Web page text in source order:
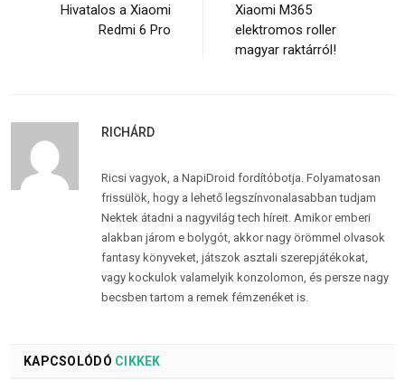
Hivatalos a Xiaomi
Redmi 6 Pro
Xiaomi M365
elektromos roller
magyar raktárról!
RICHÁRD
Ricsi vagyok, a NapiDroid fordítóbotja. Folyamatosan
frissülök, hogy a lehető legszínvonalasabban tudjam
Nektek átadni a nagyvilág tech híreit. Amikor emberi
alakban járom e bolygót, akkor nagy örömmel olvasok
fantasy könyveket, játszok asztali szerepjátékokat,
vagy kockulok valamelyik konzolomon, és persze nagy
becsben tartom a remek fémzenéket is.
KAPCSOLÓDÓ CIKKEK